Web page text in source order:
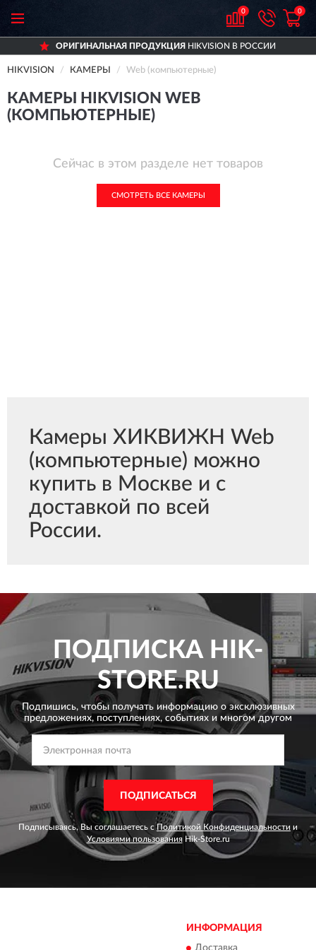
0 0
ОРИГИНАЛЬНАЯ ПРОДУКЦИЯ HIKVISION В РОССИИ
HIKVISION КАМЕРЫ Web (компьютерные)
КАМЕРЫ HIKVISION WEB
(КОМПЬЮТЕРНЫЕ)
Сейчас в этом разделе нет товаров
СМОТРЕТЬ ВСЕ КАМЕРЫ
Камеры ХИКВИЖН Web
(компьютерные) можно
купить в Москве и с
доставкой по всей
России.
ПОДПИСКА HIK-
STORE.RU
Подпишись, чтобы получать информацию о эксклюзивных
предложениях, поступлениях, событиях и многом другом
ПОДПИСАТЬСЯ
Подписываясь, Вы соглашаетесь сПолитикой Конфиденциальности и
Условиями пользованияHik-Store.ru
ИНФОРМАЦИЯ